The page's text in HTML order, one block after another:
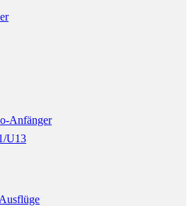
Anfänger
U13